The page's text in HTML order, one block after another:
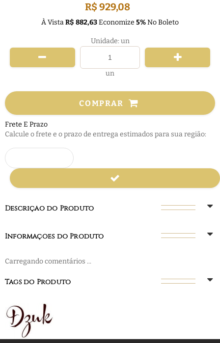
R$ 929,08
À VistaR$ 882,63Economize 5%No Boleto
Unidade: un
un
COMPRAR
Frete E Prazo
Calcule o frete e o prazo de entrega estimados para sua região:
Descrição do Produto
Informações do Produto
Carregando comentários ...
Tags do Produto